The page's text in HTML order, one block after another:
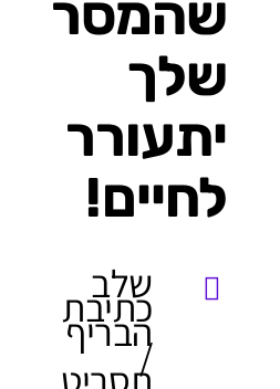
שהמסר
שלך
יתעורר
לחיים!
שלב
כתיבת
הבריף
/